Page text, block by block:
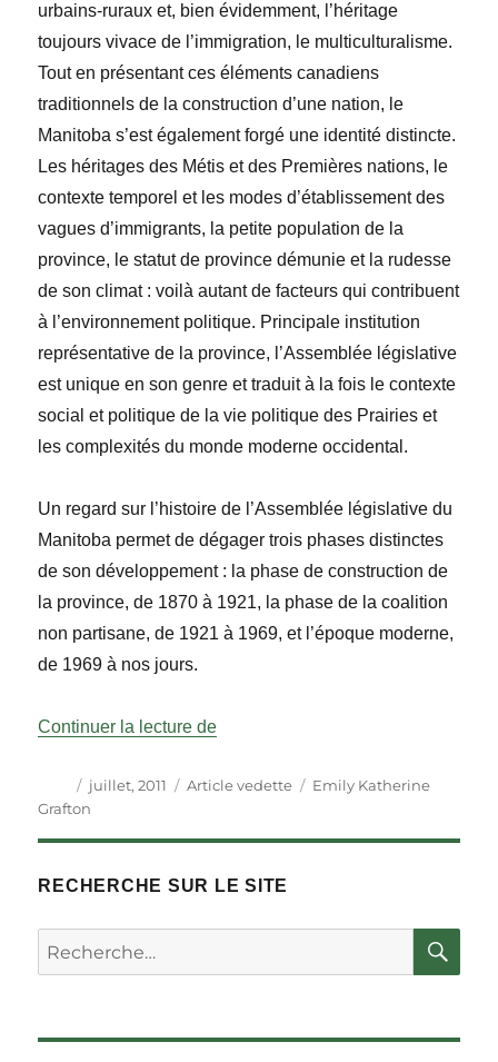
urbains-ruraux et, bien évidemment, l’héritage
toujours vivace de l’immigration, le multiculturalisme.
Tout en présentant ces éléments canadiens
traditionnels de la construction d’une nation, le
Manitoba s’est également forgé une identité distincte.
Les héritages des Métis et des Premières nations, le
contexte temporel et les modes d’établissement des
vagues d’immigrants, la petite population de la
province, le statut de province démunie et la rudesse
de son climat : voilà autant de facteurs qui contribuent
à l’environnement politique. Principale institution
représentative de la province, l’Assemblée législative
est unique en son genre et traduit à la fois le contexte
social et politique de la vie politique des Prairies et
les complexités du monde moderne occidental.
Un regard sur l’histoire de l’Assemblée législative du
Manitoba permet de dégager trois phases distinctes
de son développement : la phase de construction de
la province, de 1870 à 1921, la phase de la coalition
non partisane, de 1921 à 1969, et l’époque moderne,
de 1969 à nos jours.
Continuer la lecture de« L’Assemblée législative du
Auteur
Publié
le
juillet, 2011 Catégories
Article vedette Étiquettes
Emily Katherine
Grafton
RECHERCHE SUR LE SITE
Rechercher :